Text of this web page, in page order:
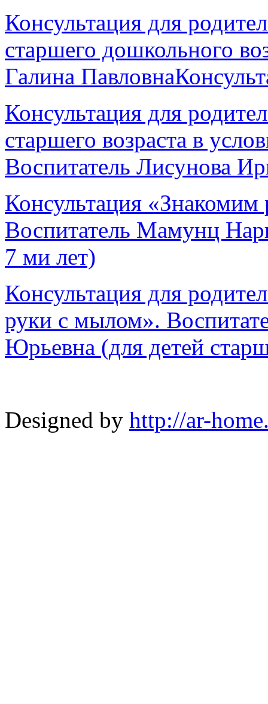
Консультация для
старшего дошкольного
Галина
Консультация для
старшего возраста в
Воспитатель Лисунова
Консультация «Знакомим
Воспитатель Мамунц
7 ми лет)
Консультация для
руки с мылом».
Юрьевна (для детей
Designed by http://ar-